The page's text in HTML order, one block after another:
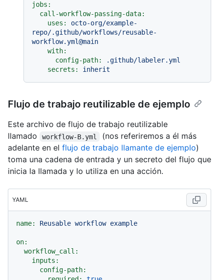
jobs:
call-workflow-passing-data:
uses:
octo-org/example-
repo/.github/workflows/reusable-
workflow.yml@main
with:
config-path:
.github/labeler.yml
secrets:
inherit
Flujo de trabajo reutilizable de ejemplo
Este archivo de flujo de trabajo reutilizable
llamado
workflow-B.yml
(nos referiremos a él más
adelante en el flujo de trabajo llamante de ejemplo)
toma una cadena de entrada y un secreto del flujo que
inicia la llamada y lo utiliza en una acción.
YAML
name: Reusable workflow example
on:
workflow_call:
inputs:
config-path: